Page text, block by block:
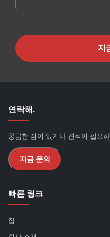
지
연락해.
궁금한 점이 있거나 견적이 필요
지금 문의
빠른 링크
집